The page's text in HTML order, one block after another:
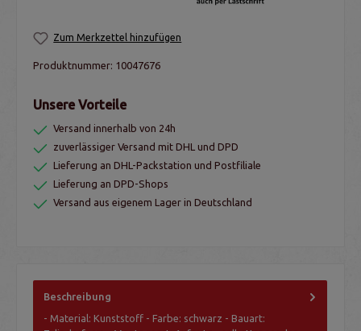
Zum Merkzettel hinzufügen
Produktnummer: 10047676
Unsere Vorteile
Versand innerhalb von 24h
zuverlässiger Versand mit DHL und DPD
Lieferung an DHL-Packstation und Postfiliale
Lieferung an DPD-Shops
Versand aus eigenem Lager in Deutschland
Beschreibung
- Material: Kunststoff - Farbe: schwarz - Bauart: